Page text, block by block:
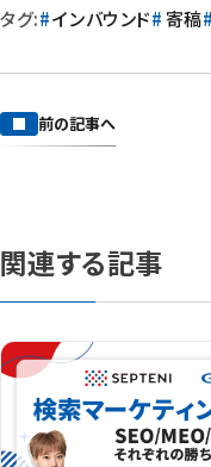
タグ: インバウンド 寄稿
前の記事へ
関連する記事